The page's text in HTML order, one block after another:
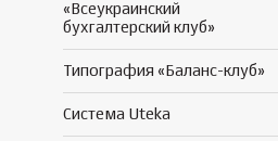
«Всеукраинский
бухгалтерский клуб»
Типография «Баланс-клуб»
Система Uteka